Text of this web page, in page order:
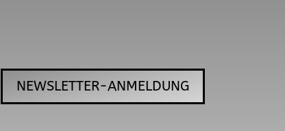
NEWSLETTER-ANMELDUNG